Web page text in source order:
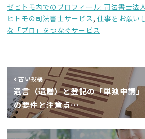
ゼヒトモ内でのプロフィール: 司法書士法
ヒトモの司法書士サービス, 仕事をお願い
な「プロ」をつなぐサービス
古い投稿
遺言（遺贈）と登記の「単独申請
の要件と注意点…